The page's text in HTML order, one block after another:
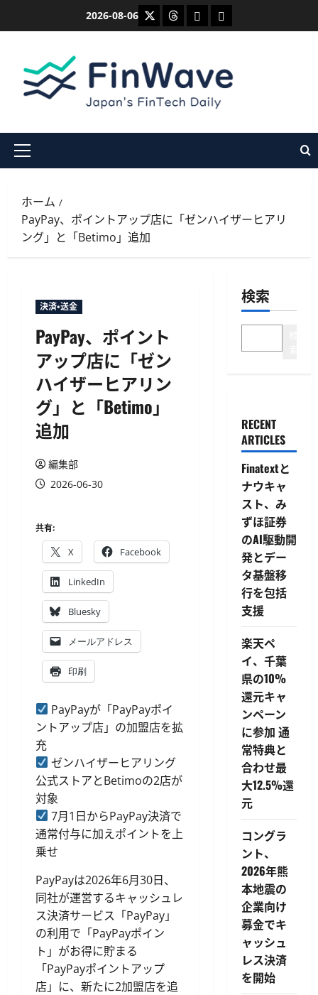
2026-08-06 X ThreadsBlueskyMastodon
メ
メ
ニ
ュ
ホーム
PayPay、ポイントアップ店に「ゼンハイザーヒアリ
ング」と「Betimo」追加
決済・送金
PayPay、ポイント
アップ店に「ゼン
ハイザーヒアリン
グ」と「Betimo」
追加
編集部
2026-06-30
共有:
X Facebook
LinkedIn
Bluesky
メールアドレス
印刷
PayPayが「PayPayポイ
ントアップ店」の加盟店を拡
充
ゼンハイザーヒアリング
公式ストアとBetimoの2店が
対象
7月1日からPayPay決済で
通常付与に加えポイントを上
乗せ
PayPayは2026年6月30日、
同社が運営するキャッシュレ
ス決済サービス「PayPay」
の利用で「PayPayポイン
ト」がお得に貯まる
「PayPayポイントアップ
店」に、新たに2加盟店を追
検索
RECENT
ARTICLES
Finatextと
ナウキャ
スト、み
ずほ証券
のAI駆動開
発とデー
タ基盤移
行を包括
支援
楽天ペ
イ、千葉
県の10%
還元キャ
ンペーン
に参加 通
常特典と
合わせ最
大12.5%還
元
コングラ
ント、
2026年熊
本地震の
企業向け
募金でキ
ャッシュ
レス決済
を開始